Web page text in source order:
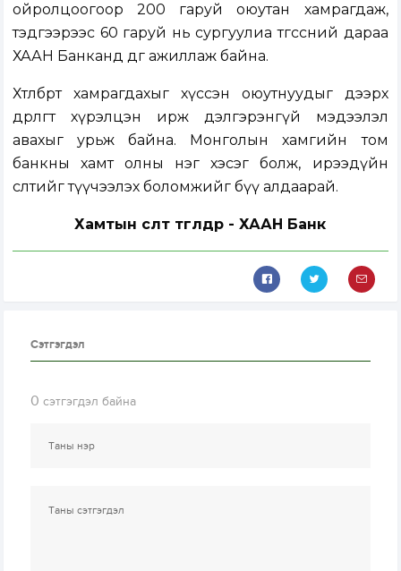
ойролцоогоор 200 гаруй оюутан хамрагдаж,
тэдгээрээс 60 гаруй нь сургуулиа төгссөний дараа
ХААН Банканд өдгөө ажиллаж байна.
Хөтөлбөрт хамрагдахыг хүссэн оюутнуудыг дээрх
өдөрлөгт хүрэлцэн ирж дэлгэрэнгүй мэдээлэл
авахыг урьж байна. Монголын хамгийн том
банкны хамт олны нэг хэсэг болж, ирээдүйн
өсөлтийг түүчээлэх боломжийг бүү алдаарай.
Хамтын өсөлт төгөлдөр - ХААН Банк
Сэтгэгдэл
0 сэтгэгдэл байна